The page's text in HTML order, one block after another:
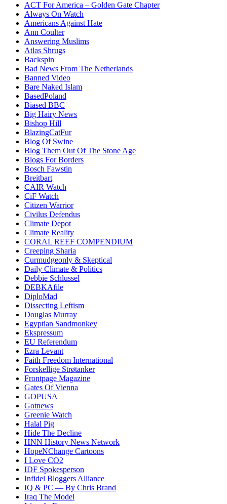
ACT For America – Golden Gate Chapter
Always On Watch
Americans Against Hate
Ann Coulter
Answering Muslims
Atlas Shrugs
Backspin
Bad News From The Netherlands
Banned Video
Bare Naked Islam
BasedPoland
Biased BBC
Big Hairy News
Bishop Hill
BlazingCatFur
Blog Of Swine
Blog Them Out Of The Stone Age
Blogs For Borders
Bosch Fawstin
Breitbart
CAIR Watch
CiF Watch
Citizen Warrior
Civilus Defendus
Climate Depot
Climate Reality
CORAL REEF COMPENDIUM
Creeping Sharia
Curmudgeonly & Skeptical
Daily Climate & Politics
Debbie Schlussel
DEBKAfile
DiploMad
Dissecting Leftism
Douglas Murray
Egyptian Sandmonkey
Ekspressum
EU Referendum
Ezra Levant
Faith Freedom International
Forskellige Strøtanker
Frontpage Magazine
Gates Of Vienna
GOPUSA
Gotnews
Greenie Watch
Halal Pig
Hide The Decline
HNN History News Network
HopeNChange Cartoons
I Love CO2
IDF Spokesperson
Infidel Bloggers Alliance
IQ & PC — By Chris Brand
Iraq The Model